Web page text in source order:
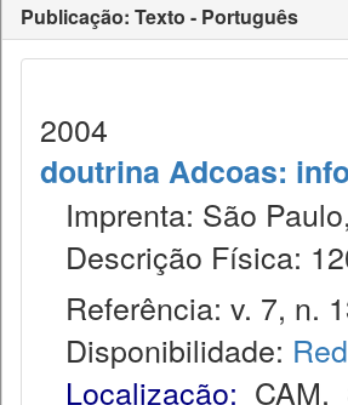
Publicação: Texto - Português
2004
doutrina Adcoas:
Imprenta: São
Descrição Física:
Referência: v. 7, n.
Disponibilidade:
Localização: CAM,